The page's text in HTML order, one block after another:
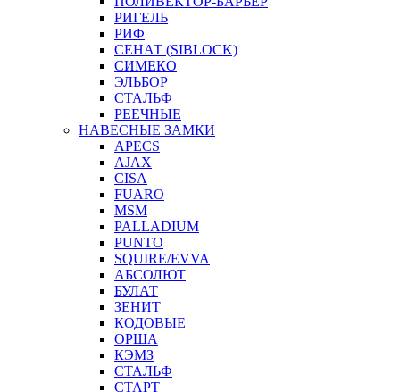
РИГЕЛЬ
РИФ
СЕНАТ (SIBLOCK)
СИМЕКО
ЭЛЬБОР
СТАЛЬФ
РЕЕЧНЫЕ
НАВЕСНЫЕ ЗАМКИ
APECS
AJAX
CISA
FUARO
MSM
PALLADIUM
PUNTO
SQUIRE/EVVA
АБСОЛЮТ
БУЛАТ
ЗЕНИТ
КОДОВЫЕ
ОРША
КЭМЗ
СТАЛЬФ
СТАРТ